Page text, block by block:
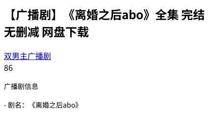
【广播剧】《离婚之后abo》全集 完结
无删减 网盘下载
双男主广播剧
86
广播剧信息
- 剧名：《离婚之后abo》